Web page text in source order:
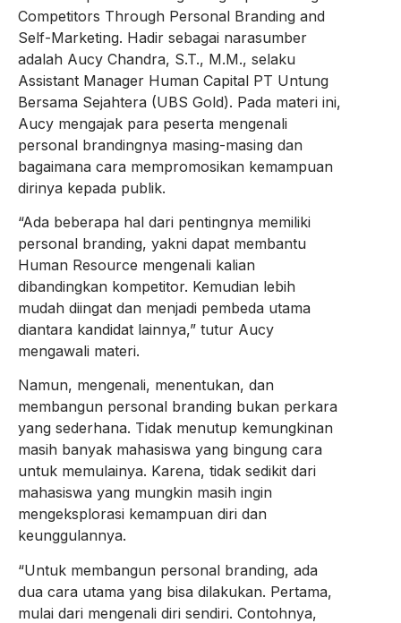
Competitors Through Personal Branding and
Self-Marketing. Hadir sebagai narasumber
adalah Aucy Chandra, S.T., M.M., selaku
Assistant Manager Human Capital PT Untung
Bersama Sejahtera (UBS Gold). Pada materi ini,
Aucy mengajak para peserta mengenali
personal brandingnya masing-masing dan
bagaimana cara mempromosikan kemampuan
dirinya kepada publik.
“Ada beberapa hal dari pentingnya memiliki
personal branding, yakni dapat membantu
Human Resource mengenali kalian
dibandingkan kompetitor. Kemudian lebih
mudah diingat dan menjadi pembeda utama
diantara kandidat lainnya,” tutur Aucy
mengawali materi.
Namun, mengenali, menentukan, dan
membangun personal branding bukan perkara
yang sederhana. Tidak menutup kemungkinan
masih banyak mahasiswa yang bingung cara
untuk memulainya. Karena, tidak sedikit dari
mahasiswa yang mungkin masih ingin
mengeksplorasi kemampuan diri dan
keunggulannya.
“Untuk membangun personal branding, ada
dua cara utama yang bisa dilakukan. Pertama,
mulai dari mengenali diri sendiri. Contohnya,